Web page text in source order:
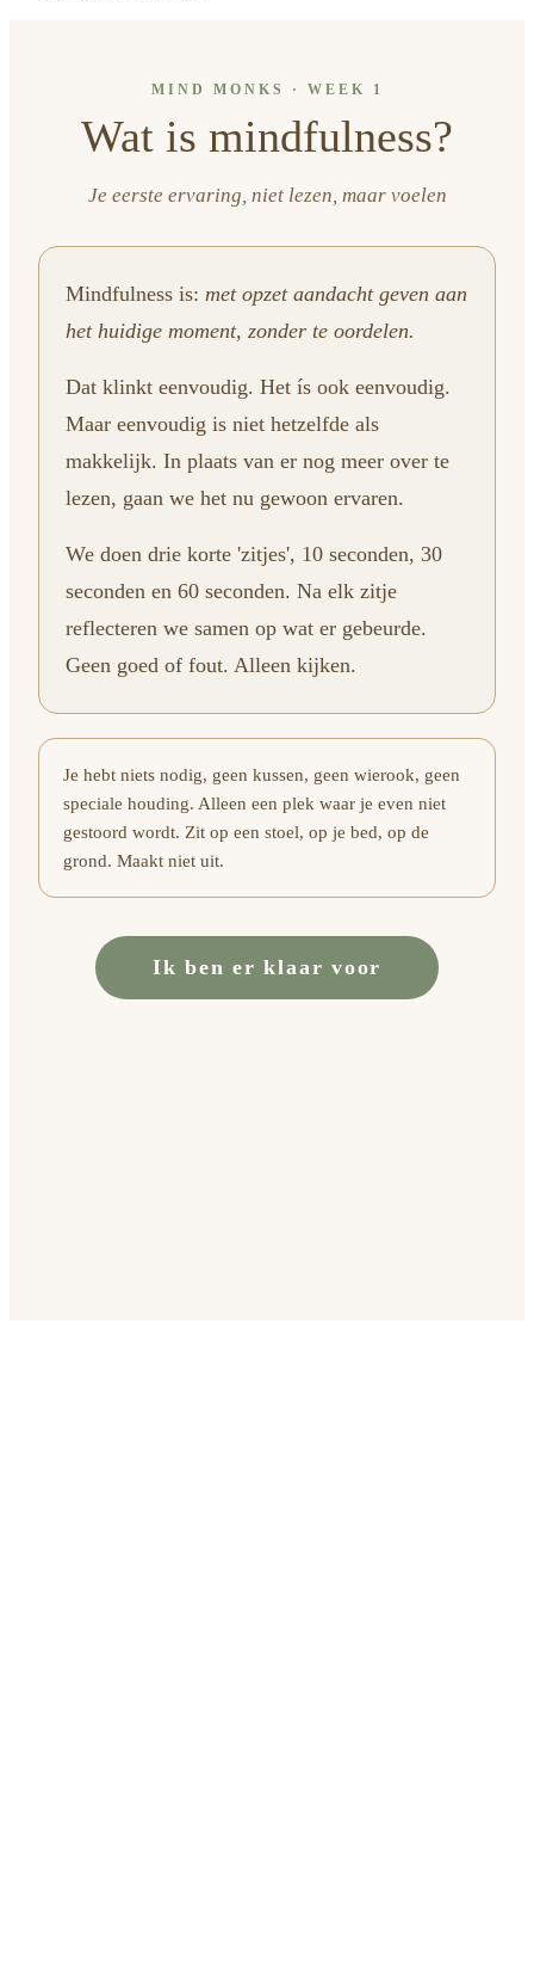
MIND MONKS · WEEK 1
Wat is mindfulness?
Je eerste ervaring, niet lezen, maar voelen
Mindfulness is: met opzet aandacht geven aan
het huidige moment, zonder te oordelen.
Dat klinkt eenvoudig. Het ís ook eenvoudig.
Maar eenvoudig is niet hetzelfde als
makkelijk. In plaats van er nog meer over te
lezen, gaan we het nu gewoon ervaren.
We doen drie korte 'zitjes', 10 seconden, 30
seconden en 60 seconden. Na elk zitje
reflecteren we samen op wat er gebeurde.
Geen goed of fout. Alleen kijken.
Je hebt niets nodig, geen kussen, geen wierook, geen
speciale houding. Alleen een plek waar je even niet
gestoord wordt. Zit op een stoel, op je bed, op de
grond. Maakt niet uit.
Ik ben er klaar voor